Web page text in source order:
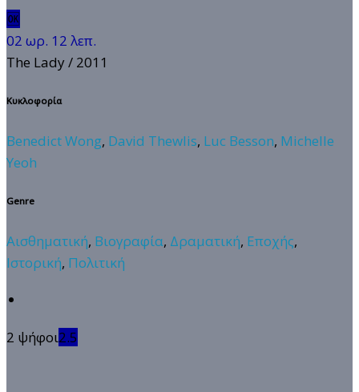
🆗
02 ωρ. 12 λεπ.
The Lady/ 2011
Κυκλοφορία
Benedict Wong, David Thewlis, Luc Besson, Michelle
Yeoh
Genre
Αισθηματική, Βιογραφία, Δραματική, Εποχής,
Ιστορική, Πολιτική
2 ψήφοι2.5